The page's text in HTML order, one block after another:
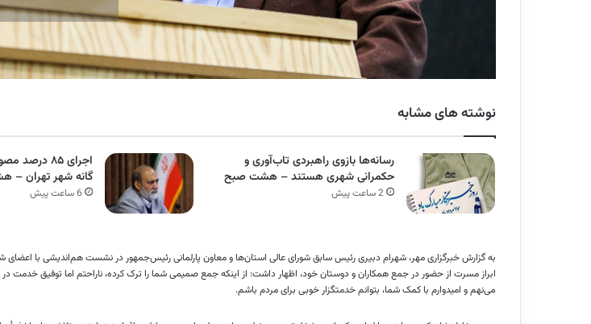
نوشته های مشابه
رسانه‌ها بازوی راهبردی تاب‌آوری و
حکمرانی شهری هستند – هشت صبح
2 ساعت پیش
گانه شهر تهران
6 ساعت پیش
به گزارش خبرگزاری مهر، شهرام دبیری رئیس سابق شورای عالی استان‌ها و معاون پارلمانی رئیس‌جمهور در نشست هم‌اندیشی با اعضای
ابراز مسرت از حضور در جمع همکاران و دوستان خود، اظهار داشت: از اینکه جمع صمیمی شما را ترک کرده، ناراحتم اما توفیق خدمت در
می‌نهم و امیدوارم با کمک شما، بتوانم خدمتگزار خوبی برای مردم باشم.